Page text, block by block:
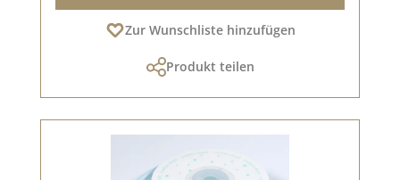
Zur Wunschliste hinzufügen
Produkt teilen